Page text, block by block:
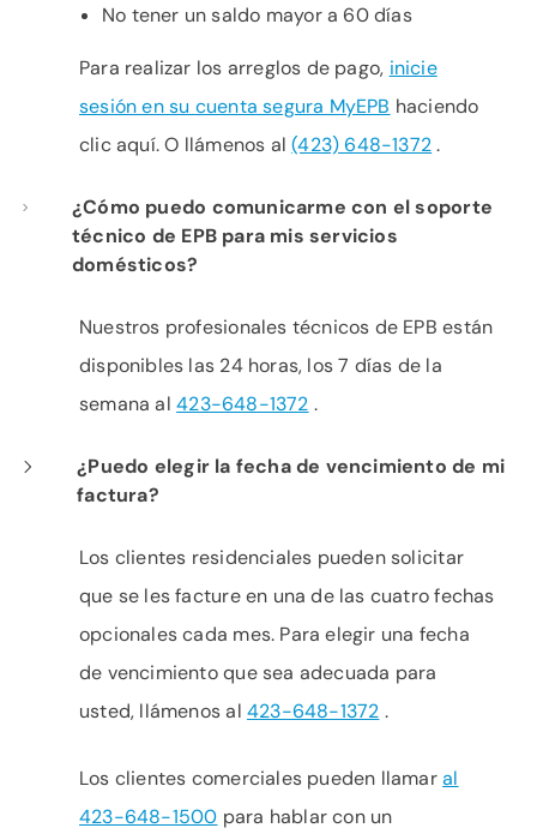
No tener un saldo mayor a 60 días
Para realizar los arreglos de pago, inicie
sesión en su cuenta segura MyEPB haciendo
clic aquí. O llámenos al(423) 648-1372.
¿Cómo puedo comunicarme con el soporte
técnico de EPB para mis servicios
domésticos?
Nuestros profesionales técnicos de EPB están
disponibles las 24 horas, los 7 días de la
semana al423-648-1372 .
¿Puedo elegir la fecha de vencimiento de mi
factura?
Los clientes residenciales pueden solicitar
que se les facture en una de las cuatro fechas
opcionales cada mes. Para elegir una fecha
de vencimiento que sea adecuada para
usted, llámenos al 423-648-1372 .
Los clientes comerciales pueden llamaral
423-648-1500 para hablar con un